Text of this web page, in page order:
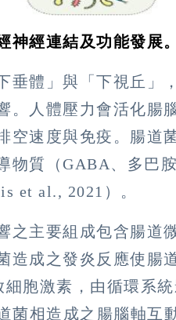
經連結及功能發展。
垂體」與「下視丘」
。人體壓力會活化腸
空速度與免疫。腸道
物質（GABA、多巴
et al., 2021）。
之主要組成包含腸道
造成之發炎反應使腸
胞激素，由循環系
菌相造成之腸腦軸互